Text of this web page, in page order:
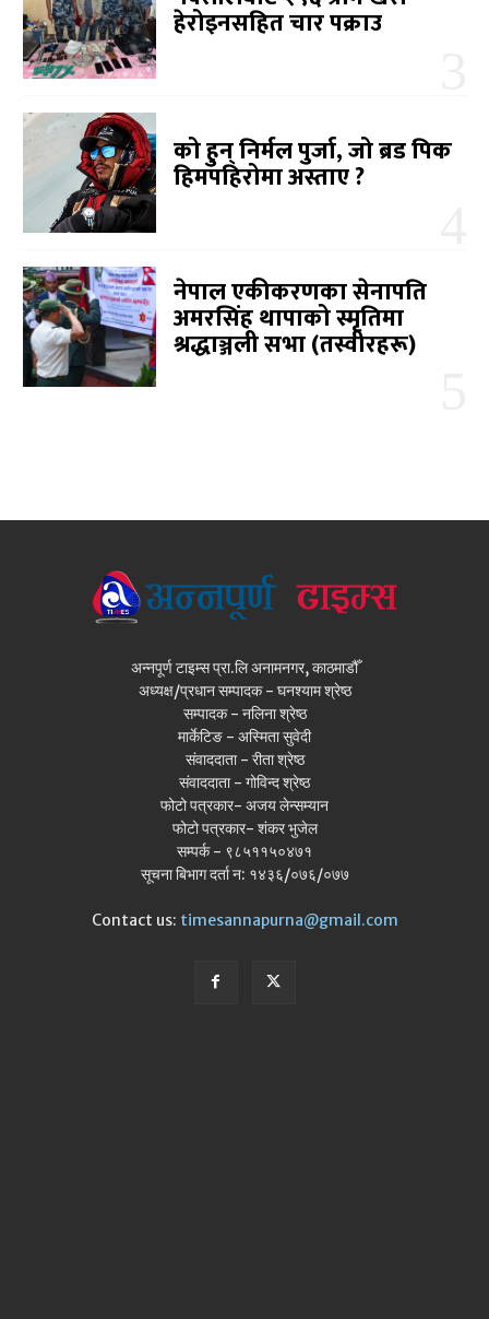
हेरोइनसहित चार पक्राउ
को हुन् निर्मल पुर्जा, जो ब्रड पिक
हिमपहिरोमा अस्ताए ?
नेपाल एकीकरणका सेनापति
अमरसिंह थापाको स्मृतिमा
श्रद्धाञ्जली सभा (तस्वीरहरू)
अन्नपूर्ण टाइम्स प्रा.लि अनामनगर, काठमाडौँ
अध्यक्ष/प्रधान सम्पादक - घनश्याम श्रेष्ठ
सम्पादक - नलिना श्रेष्ठ
मार्केटिङ - अस्मिता सुवेदी
संवाददाता - रीता श्रेष्ठ
संवाददाता - गोविन्द श्रेष्ठ
फोटो पत्रकार- अजय लेन्सम्यान
फोटो पत्रकार- शंकर भुजेल
सम्पर्क - ९८५११५०४७१
सूचना बिभाग दर्ता न: १४३६/०७६/०७७
Contact us: timesannapurna@gmail.com